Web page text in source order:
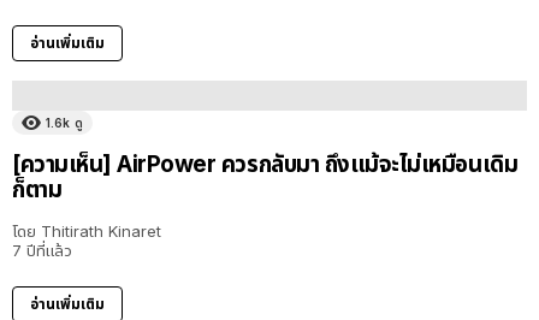
อ่านเพิ่มเติม
1.6k ดู
[ความเห็น] AirPower ควรกลับมา ถึงแม้จะไม่เหมือนเดิม
ก็ตาม
โดย Thitirath Kinaret
7 ปีที่แล้ว
อ่านเพิ่มเติม